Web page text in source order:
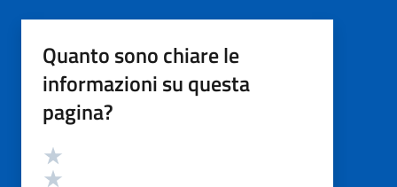
Quanto sono chiare le
informazioni su questa
pagina?
Valutazione